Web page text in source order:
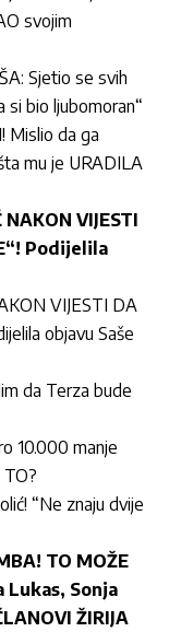
svojim
Sjetio se svih
si bio ljubomoran“
Mislio da ga
mu je URADILA
VIJESTI
Podijelila
VIJESTI DA
objavu Saše
da Terza bude
10.000 manje
TO?
“Ne znaju dvije
TO MOŽE
Lukas, Sonja
ŽIRIJA